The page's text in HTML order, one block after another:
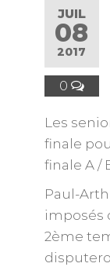
JUIL
08
2017
0
Les
finale
finale A /
Paul-
imposés
2ème